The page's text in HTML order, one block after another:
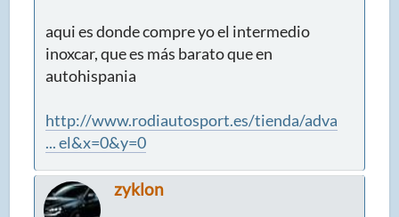
aqui es donde compre yo el intermedio
inoxcar, que es más barato que en
autohispania
http://www.rodiautosport.es/tienda/adva
... el&x=0&y=0
zyklon